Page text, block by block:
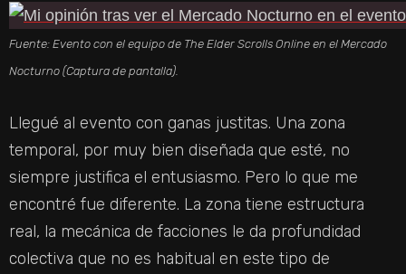
Fuente: Evento con el equipo de The Elder Scrolls Online en el Mercado
Nocturno (Captura de pantalla).
Llegué al evento con ganas justitas. Una zona
temporal, por muy bien diseñada que esté, no
siempre justifica el entusiasmo. Pero lo que me
encontré fue diferente. La zona tiene estructura
real, la mecánica de facciones le da profundidad
colectiva que no es habitual en este tipo de